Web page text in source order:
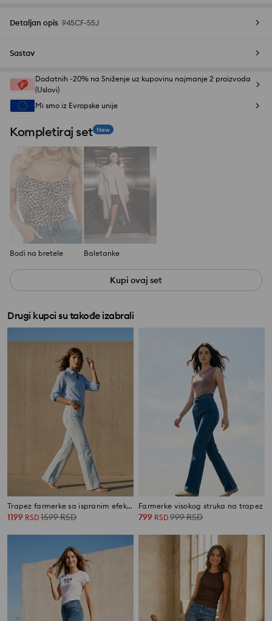
Detaljan opis 945CF-55J
Sastav
Dodatnih -20% na Sniženje uz kupovinu najmanje 2 proizvoda
(Uslovi)
Mi smo iz Evropske unije
Kompletiraj set New
Bodi na bretele Baletanke
Kupi ovaj set
Drugi kupci su takođe izabrali
Trapez farmerke sa ispranim efektom
1199 RSD 1599RSD
Farmerke visokog struka na trapez
799 RSD 999RSD